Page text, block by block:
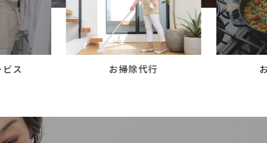
家事スタッフ募集
働く仲間インタビュー
ス お掃除代行